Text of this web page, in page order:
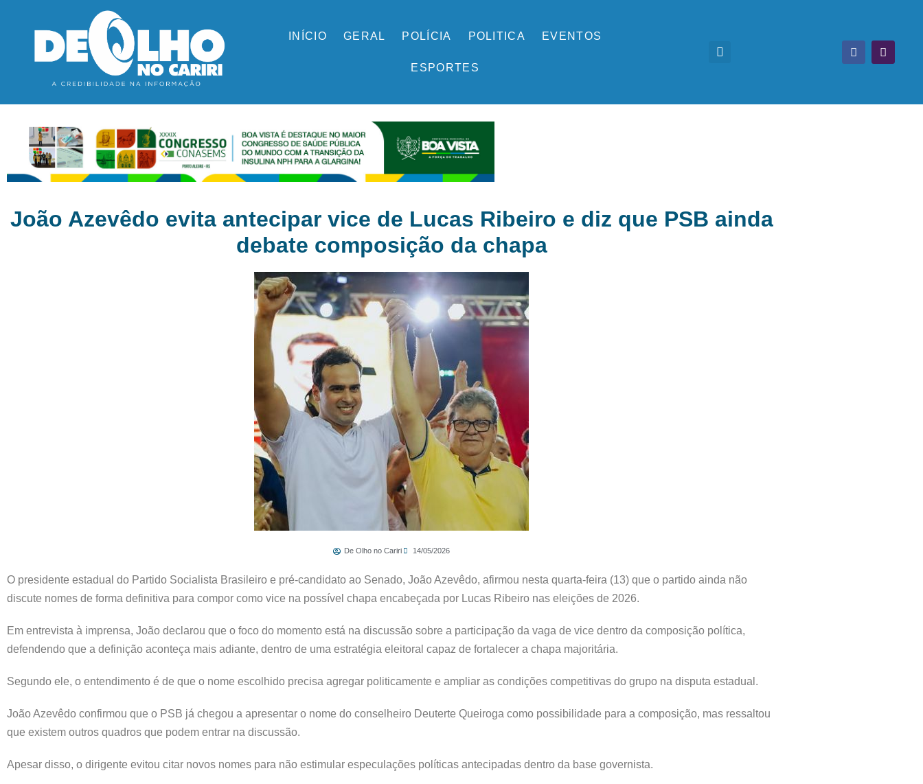
INÍCIO GERAL POLÍCIA POLITICA EVENTOS
ESPORTES
João Azevêdo evita antecipar vice de Lucas Ribeiro e diz que PSB ainda
debate composição da chapa
De Olho no Cariri 14/05/2026
O presidente estadual do Partido Socialista Brasileiro e pré-candidato ao Senado, João Azevêdo, afirmou nesta quarta-feira (13) que o partido ainda não
discute nomes de forma definitiva para compor como vice na possível chapa encabeçada por Lucas Ribeiro nas eleições de 2026.
Em entrevista à imprensa, João declarou que o foco do momento está na discussão sobre a participação da vaga de vice dentro da composição política,
defendendo que a definição aconteça mais adiante, dentro de uma estratégia eleitoral capaz de fortalecer a chapa majoritária.
Segundo ele, o entendimento é de que o nome escolhido precisa agregar politicamente e ampliar as condições competitivas do grupo na disputa estadual.
João Azevêdo confirmou que o PSB já chegou a apresentar o nome do conselheiro Deuterte Queiroga como possibilidade para a composição, mas ressaltou
que existem outros quadros que podem entrar na discussão.
Apesar disso, o dirigente evitou citar novos nomes para não estimular especulações políticas antecipadas dentro da base governista.